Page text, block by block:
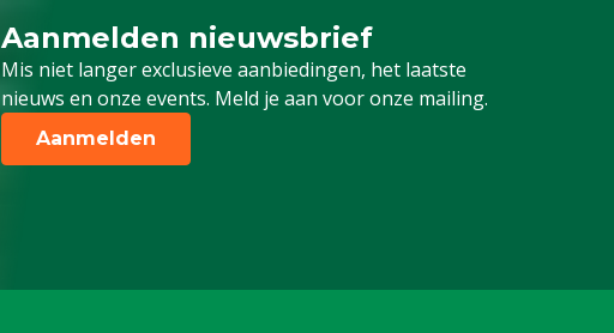
Aanmelden nieuwsbrief
Mis niet langer exclusieve aanbiedingen, het laatste
nieuws en onze events. Meld je aan voor onze mailing.
Schrijf je in voor onze nieuwsbrief
Aanmelden